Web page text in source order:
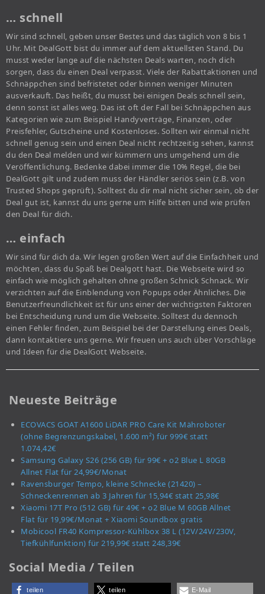
… schnell
Wir sind schnell, geben unser Bestes und das täglich von 8 bis 1
Uhr. Mit DealGott bist du immer auf dem aktuellsten Stand. Du
musst weder lange auf die nächsten Deals warten, noch dich
sorgen, dass du einen Deal verpasst. Viele der Rabattaktionen und
Schnäppchen sind befristetet oder binnen weniger Minuten
ausverkauft. Das heißt, du musst bei einigen Deals schnell sein,
denn sonst ist alles weg. Das ist oft der Fall bei Schnäppchen aus
Kategorien wie zum Beispiel Handyverträge, Finanzen, oder
Preisfehler, Gutscheine und Kostenloses. Sollten wir einmal nicht
schnell genug sein und einen Deal nicht rechtzeitig sehen, kannst
du den Deal melden und wir kümmern uns umgehend um die
Veröffentlichung. Bedenke dabei immer die 10% Regel, die bei
DealGott gilt und zudem muss der Händler seriös sein (z.B. von
Trusted Shops geprüft). Solltest du dir mal nicht sicher sein, ob der
Deal gut ist, kannst du uns gerne um Hilfe bitten und wie prüfen
den Deal für dich.
… einfach
Wir sind für dich da. Wir legen großen Wert auf die Einfachheit und
möchten, dass du Spaß bei Dealgott hast. Die Webseite wird so
einfach wie möglich gehalten ohne großen Schnick Schnack. Wir
verzichten auf die Einblendung von Popups oder Ähnliches. Die
Benutzerfreundlichkeit ist für uns einer der wichtigsten Faktoren
bei Entscheidung rund um die Webseite. Solltest du dennoch
einen Fehler finden, zum Beispiel bei der Darstellung eines Deals,
dann kontaktiere uns gerne. Wir freuen uns auch über Vorschläge
und Ideen für die DealGott Webseite.
Neueste Beiträge
ECOVACS GOAT A1600 LiDAR PRO Care Kit Mähroboter
(ohne Begrenzungskabel, 1.600 m²) für 999€ statt
1.074,42€
Samsung Galaxy S26 (256 GB) für 99€ + o2 Blue L 80GB
Allnet Flat für 24,99€/Monat
Ravensburger Tempo, kleine Schnecke (21420) –
Schneckenrennen ab 3 Jahren für 15,94€ statt 25,98€
Xiaomi 17T Pro (512 GB) für 49€ + o2 Blue M 60GB Allnet
Flat für 19,99€/Monat + Xiaomi Soundbox gratis
Mobicool FR40 Kompressor-Kühlbox 38 L (12V/24V/230V,
Tiefkühlfunktion) für 219,99€ statt 248,39€
Social Media / Teilen
teilen teilen E-Mail